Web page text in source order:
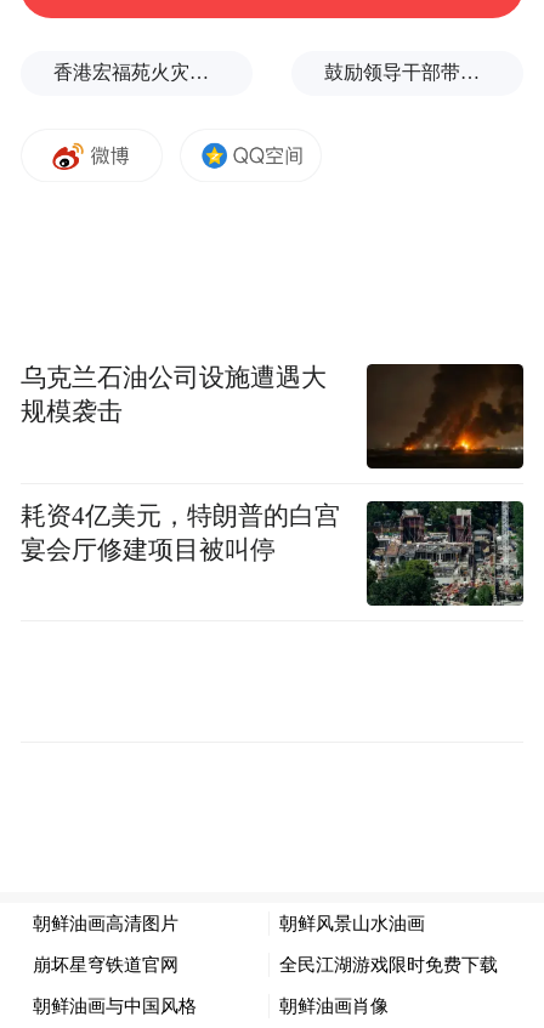
香港宏福苑火灾跨部门调查最终报告：大火或由烟头引起 鼓励领导干部带头休假之后又撤回文件，到底什么意思嘛？
乌克兰石油公司设施遭遇大
规模袭击
耗资4亿美元，特朗普的白宫
宴会厅修建项目被叫停